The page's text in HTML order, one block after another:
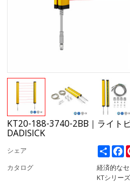
KT20-188-3740-2BB｜ライト
DADISICK
シェア Share
カタログ
経済的な
KTシリーズ